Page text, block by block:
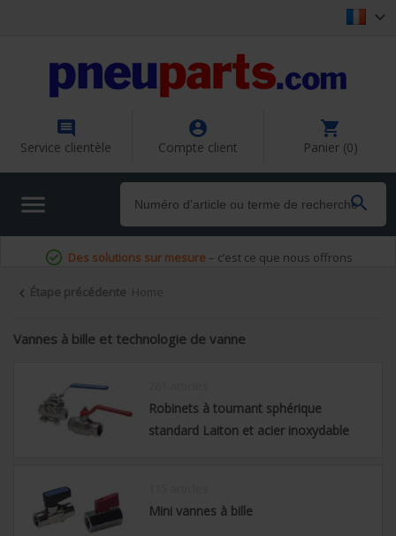


Service clientèle

Compte client

Panier (0)
 
Des solutions sur mesure– c’est ce que nous offrons
 Étape précédente Home
Vannes à bille et technologie de vanne
Robinets à tournant sphérique
standard Laiton et acier inoxydable
Mini vannes à bille